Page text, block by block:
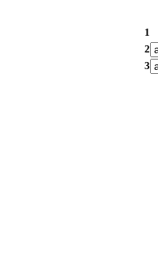
1
2
3